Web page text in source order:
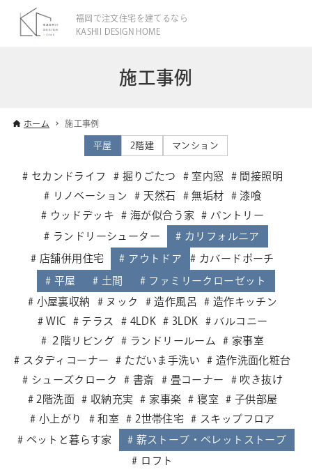
福岡で注文住宅を建てるなら
KASHII DESIGN HOME
施工事例
ホーム 施工事例
平屋 2階建 マンション
セカンドライフ 掘りごたつ 室内窓
間接照明
リノベーション
天然石 無垢材
漆喰
ウッドデッキ
海が似合う家
パントリー
ランドリーシューター
カリフォルニア
店舗併用住宅 アウトドア カバードポーチ
平屋 土間
ファミリークローゼット
小屋裏収納
ヌック 造作風呂
造作キッチン
WIC
テラス 4LDK 3LDK
バルコニー
２階リビング
ランドリールーム
家事室
スタディコーナー
ただいま手洗い
造作洗面化粧台
シューズクローク
書斎 畳コーナー
吹き抜け
2階洗面
収納充実 家事楽 寝室
子供部屋
小上がり
和室 2世帯住宅
スキップフロア
ペットと暮らす家
薪ストーブ・ペレットストーブ
ロフト